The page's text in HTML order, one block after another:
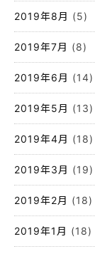
2019年8月 (5)
2019年7月 (8)
2019年6月 (14)
2019年5月 (13)
2019年4月 (18)
2019年3月 (19)
2019年2月 (18)
2019年1月 (18)